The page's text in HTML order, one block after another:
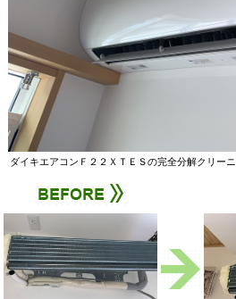
ダイキエアコンＦ２２ＸＴＥＳの完全分解クリーニ